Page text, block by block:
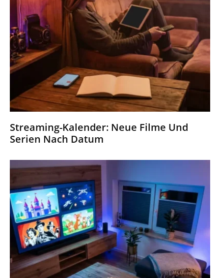
Streaming-Kalender: Neue Filme Und
Serien Nach Datum